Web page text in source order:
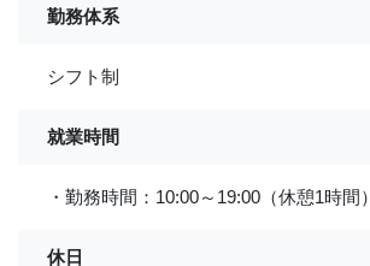
勤務体系
シフト制
就業時間
・勤務時間：10:00～19:00（休憩1時間）
休日